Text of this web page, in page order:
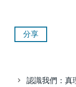
分享
認識我們：真